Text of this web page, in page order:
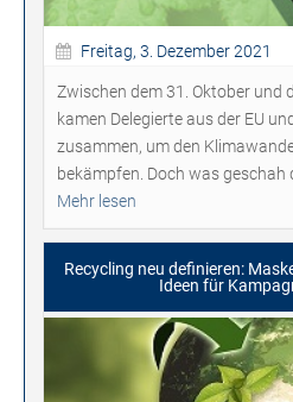
Freitag, 3. Dezember 2021
Zwischen dem 31. Oktober und
kamen Delegierte aus der EU
zusammen, um den
bekämpfen. Doch was geschah
Mehr lesen
Recycling neu definieren:
Ideen für